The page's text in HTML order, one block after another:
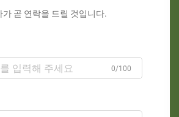
가 곧 연락을 드릴 것입니다.
0/100